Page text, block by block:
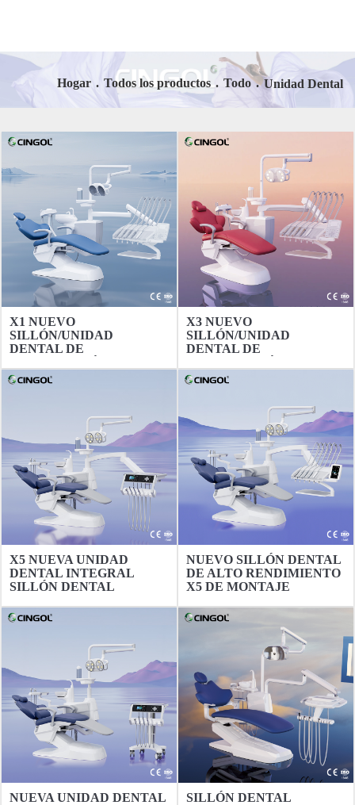
Hogar . Todos los productos . Todo . Unidad Dental
X1 NUEVO
SILLÓN/UNIDAD
DENTAL DE
MONTAJE SUPERIOR
X3 NUEVO
SILLÓN/UNIDAD
DENTAL DE
MONTAJE SUPERIOR
X5 NUEVA UNIDAD
DENTAL INTEGRAL
SILLÓN DENTAL
NUEVO SILLÓN DENTAL
DE ALTO RENDIMIENTO
X5 DE MONTAJE
FÁBRICA DE SILLONES
DENTALES CINGOL
NUEVA UNIDAD DENTAL
SILLÓN DENTAL